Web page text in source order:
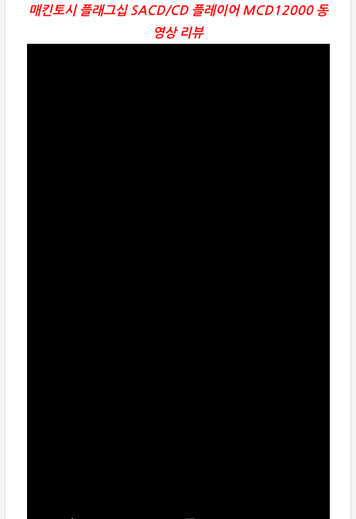
매킨토시 플래그십 SACD/CD 플레이어 MCD12000 동
영상 리뷰